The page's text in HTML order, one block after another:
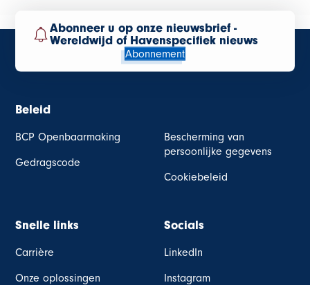
Abonneer u op onze nieuwsbrief -
Wereldwijd of Havenspecifiek nieuws
Abonnement
Snelle links
Carrière
Onze oplossingen
Beleid
BCP Openbaarmaking
Gedragscode
Bescherming van
persoonlijke gegevens
Cookiebeleid
Socials
LinkedIn
Instagram